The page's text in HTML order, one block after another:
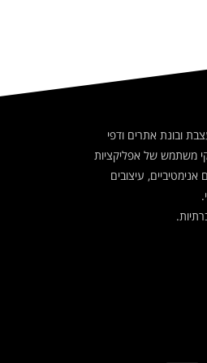
ובונת אתרים ודפי
משתמש של אפליקציות
אנימטיביים, עיצובים